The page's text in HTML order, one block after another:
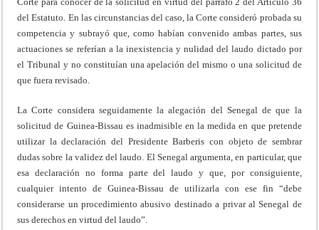
del Estatuto. En las circunstancias del caso, la Corte consideró probada su
competencia y subrayó que, como habían convenido ambas partes, sus
actuaciones se referían a la inexistencia y nulidad del laudo dictado por
el Tribunal y no constituían una apelación del mismo o una solicitud de
que fuera revisado.
La Corte considera seguidamente la alegación del Senegal de que la
solicitud de Guinea-Bissau es inadmisible en la medida en que pretende
utilizar la declaración del Presidente Barberis con objeto de sembrar
dudas sobre la validez del laudo. El Senegal argumenta, en particular, que
esa declaración no forma parte del laudo y que, por consiguiente,
cualquier intento de Guinea-Bissau de utilizarla con ese fin “debe
considerarse un procedimiento abusivo destinado a privar al Senegal de
sus derechos en virtud del laudo”.